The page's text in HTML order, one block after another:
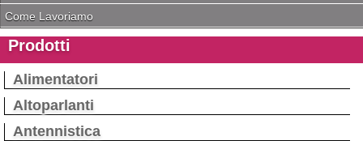
Come Lavoriamo
Prodotti
Alimentatori
Altoparlanti
Antennistica